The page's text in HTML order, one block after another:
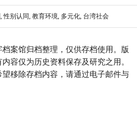
性别认同, 教育环境, 多元化, 台湾社会
案馆归档整理，仅供存档使用。版
容仅为历史资料保存及研究之用。
移除存档内容，请通过电子邮件与